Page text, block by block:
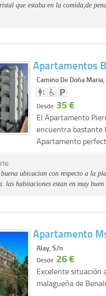
que estaba en la comida,de
Apartamentos
Camino De Doña Maria,
Desde 35 €
El Apartamento
encuentra bastante
Apartamento
ubicacion con respecto a la
las habitaciones estan en muy
Apartamento
Alay, S/n
Desde 26 €
Excelente situación
malagueña de